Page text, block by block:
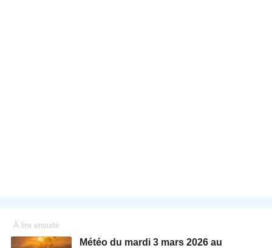
À lire ensuite
Météo du mardi 3 mars 2026 au